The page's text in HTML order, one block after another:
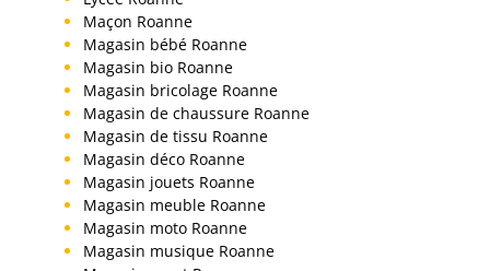
Maçon Roanne
Magasin bébé Roanne
Magasin bio Roanne
Magasin bricolage Roanne
Magasin de chaussure Roanne
Magasin de tissu Roanne
Magasin déco Roanne
Magasin jouets Roanne
Magasin meuble Roanne
Magasin moto Roanne
Magasin musique Roanne